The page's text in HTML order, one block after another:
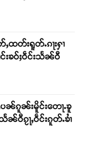
ႈလႅၼ်ပေႃးတေၸွ
ႉထႅမ် ၸုမ်းၶၢ
ႈ။
ႇထတ်းရူတ်ႉၵႃးႁၢ
းၶဝ်ႈဝဵင်းသႅၼ်ဝီ
ပၼ်ၵူၼ်းမိူင်းတေႃႉၶူ
ၼ်ဝီၵႂႃႇဝဵင်းၵူတ်ႉၶၢႆ